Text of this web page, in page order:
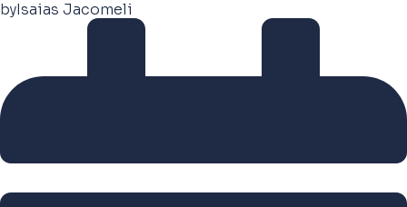
byIsaias Jacomeli